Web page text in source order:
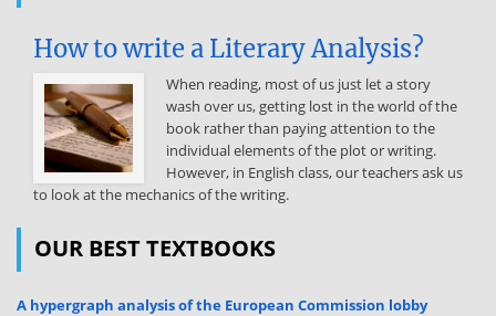
How to write a Literary Analysis?
When reading, most of us just let a story
wash over us, getting lost in the world of the
book rather than paying attention to the
individual elements of the plot or writing.
However, in English class, our teachers ask us
to look at the mechanics of the writing.
OUR BEST TEXTBOOKS
A hypergraph analysis of the European Commission lobby